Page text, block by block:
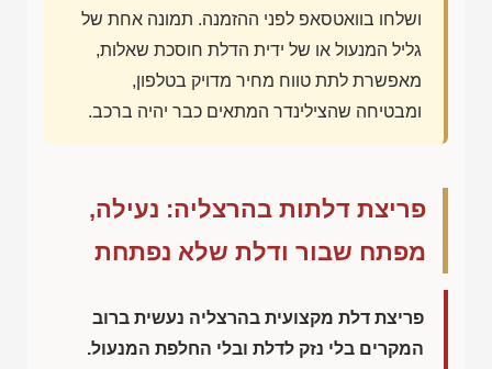
ושלחו בוואטסאפ לפני ההזמנה. תמונה אחת של
גליל המנעול או של ידית הדלת חוסכת שאלות,
מאפשרת לתת טווח מחיר מדויק בטלפון,
ומבטיחה שהצילינדר המתאים כבר יהיה ברכב.
פריצת דלתות בהרצליה: נעילה,
מפתח שבור ודלת שלא נפתחת
פריצת דלת מקצועית בהרצליה נעשית ברוב
המקרים בלי נזק לדלת ובלי החלפת המנעול.